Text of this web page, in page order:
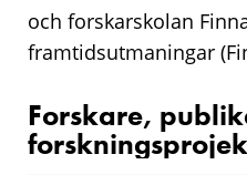
och forskarskolan
framtidsutmaningar
Forskare,